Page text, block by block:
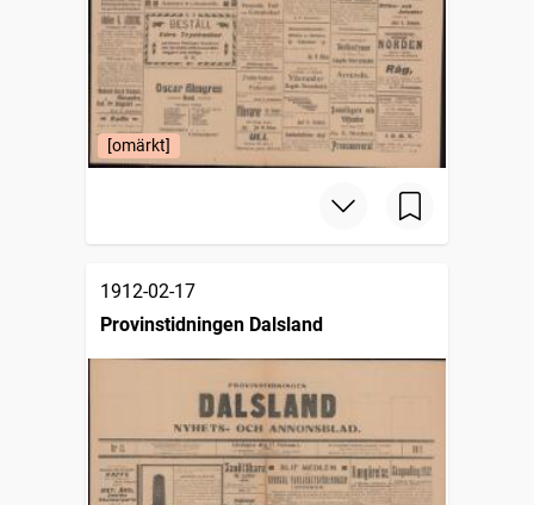
[omärkt]
1912-02-17
Provinstidningen Dalsland